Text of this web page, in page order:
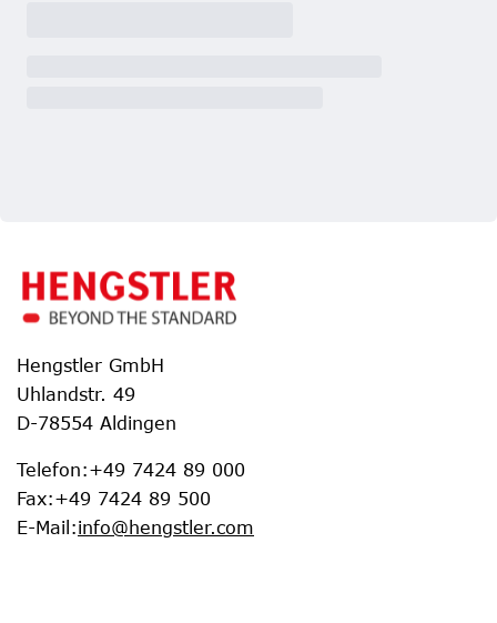
Hengstler GmbH
Uhlandstr. 49
D-78554 Aldingen
Telefon:+49 7424 89 000
Fax:+49 7424 89 500
E-Mail :info@hengstler.com